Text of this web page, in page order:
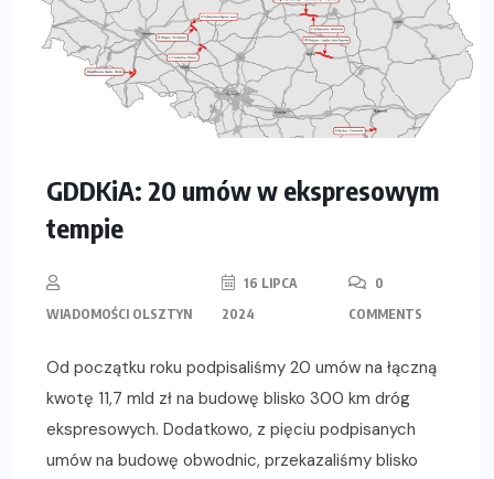
GDDKiA: 20 umów w ekspresowym
tempie
WIADOMOŚCI OLSZTYN
16 LIPCA
2024
0
COMMENTS
Od początku roku podpisaliśmy 20 umów na łączną
kwotę 11,7 mld zł na budowę blisko 300 km dróg
ekspresowych. Dodatkowo, z pięciu podpisanych
umów na budowę obwodnic, przekazaliśmy blisko